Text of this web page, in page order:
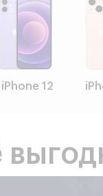
iPhone 12